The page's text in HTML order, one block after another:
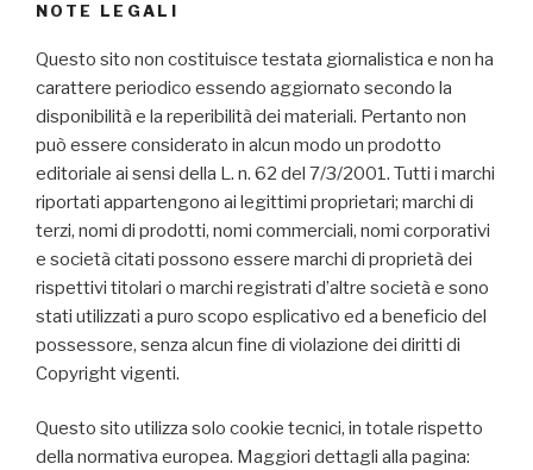
NOTE LEGALI
Questo sito non costituisce testata giornalistica e non ha
carattere periodico essendo aggiornato secondo la
disponibilità e la reperibilità dei materiali. Pertanto non
può essere considerato in alcun modo un prodotto
editoriale ai sensi della L. n. 62 del 7/3/2001. Tutti i marchi
riportati appartengono ai legittimi proprietari; marchi di
terzi, nomi di prodotti, nomi commerciali, nomi corporativi
e società citati possono essere marchi di proprietà dei
rispettivi titolari o marchi registrati d’altre società e sono
stati utilizzati a puro scopo esplicativo ed a beneficio del
possessore, senza alcun fine di violazione dei diritti di
Copyright vigenti.
Questo sito utilizza solo cookie tecnici, in totale rispetto
della normativa europea. Maggiori dettagli alla pagina: